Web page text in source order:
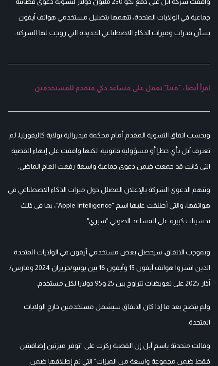
وافقت شركة آبل على دفع نحو 250 مليون دولار لتسوية دعوى قضائية
جماعية في الولايات المتحدة، تتهمها بتضليل مستخدمي هواتف آيفون
بشأن قدرات وميزات الذكاء الاصطناعي الجديدة التي روجت لها الشركة.
اقرأ أيضا : "ميتا" تعمل على مساعد ذكي متقدم للمستخدمين
وبحسب اتفاق التسوية المقدم أمام محكمة فيديرالية بولاية كاليفورنيا، لم
تعترف آبل بأي خطإ أو مسؤولية قانونية، لكنها وافقت على إنهاء القضية
التي كانت قد جمعت ضمن دعوى جماعية واسعة رفعت العام الماضي.
وتتهم الدعوى الشركة بالإعلان المضلل حول ميزات الذكاء الاصطناعي في
هواتفها، والتي أطلقت عليها اسم "Apple Intelligence"، بما في ذلك
تحسينات كبيرة على المساعد الصوتي "سيري".
وبموجب الاتفاق، سيحصل بعض مستخدمي آيفون في الولايات المتحدة
الذين اشتروا هواتف آيفون 15 وآيفون 16 بين يونيو/حزيران 2024 ومارس/
آذار 2025 على تعويضات تتراوح بين 25 و95 دولارا لكل مستخدم.
ولم يتضح بعد ما إذا كان الاتفاق سيشمل مستخدمين خارج الولايات
المتحدة.
وقالت متحدثة باسم آبل إن القضية ركزت على "توفر ميزتين إضافيتين
فقط ضمن مجموعة واسعة من الميزات” التي تم إطلاقها ضمن